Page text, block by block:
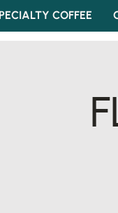
COFFEE